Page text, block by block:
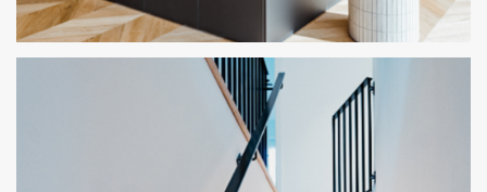
KÜCHE EINER ARCHITEKTIN
MATTSCHWARZE FRONTEN MIT FLORIM-ARBEITSPLATTE